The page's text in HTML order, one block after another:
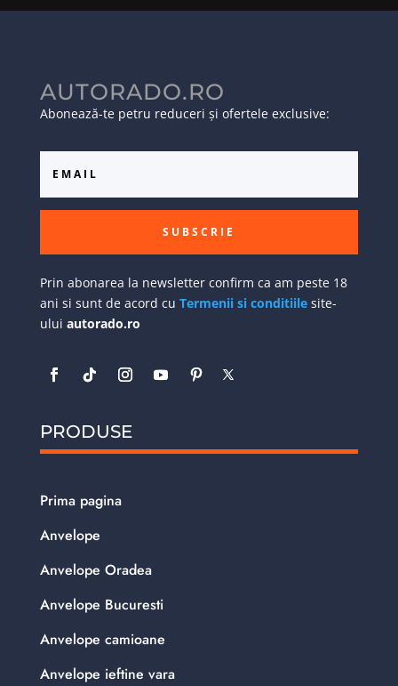
AUTORADO.RO
Abonează-te petru reduceri și ofertele exclusive:
SUBSCRIE
Prin abonarea la newsletter confirm ca am peste 18
ani si sunt de acord cu Termenii si conditiilesite-
ului autorado.ro
PRODUSE
Prima pagina
Anvelope
Anvelope Oradea
Anvelope Bucuresti
Anvelope camioane
Anvelope ieftine vara